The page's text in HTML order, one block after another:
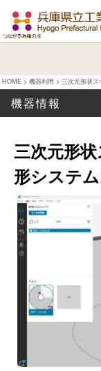
HOME > 機器利用 > 三次元形状ス
機器情報
三次元形
形システム